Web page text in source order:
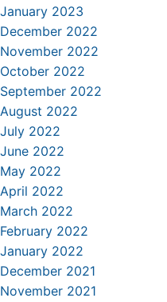
January 2023
December 2022
November 2022
October 2022
September 2022
August 2022
July 2022
June 2022
May 2022
April 2022
March 2022
February 2022
January 2022
December 2021
November 2021